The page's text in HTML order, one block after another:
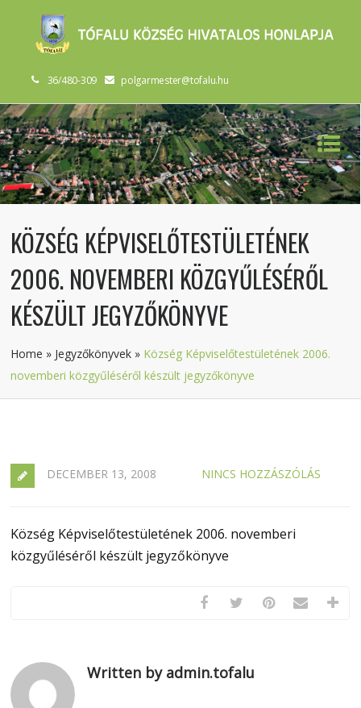
36/480-309 polgarmester@tofalu.hu
KÖZSÉG KÉPVISELŐTESTÜLETÉNEK
2006. NOVEMBERI KÖZGYŰLÉSÉRŐL
KÉSZÜLT JEGYZŐKÖNYVE
Home » Jegyzőkönyvek » Község Képviselőtestületének 2006.
novemberi közgyűléséről készült jegyzőkönyve
DECEMBER 13, 2008 NINCS HOZZÁSZÓLÁS
Község Képviselőtestületének 2006. novemberi
közgyűléséről készült jegyzőkönyve
Written by admin.tofalu